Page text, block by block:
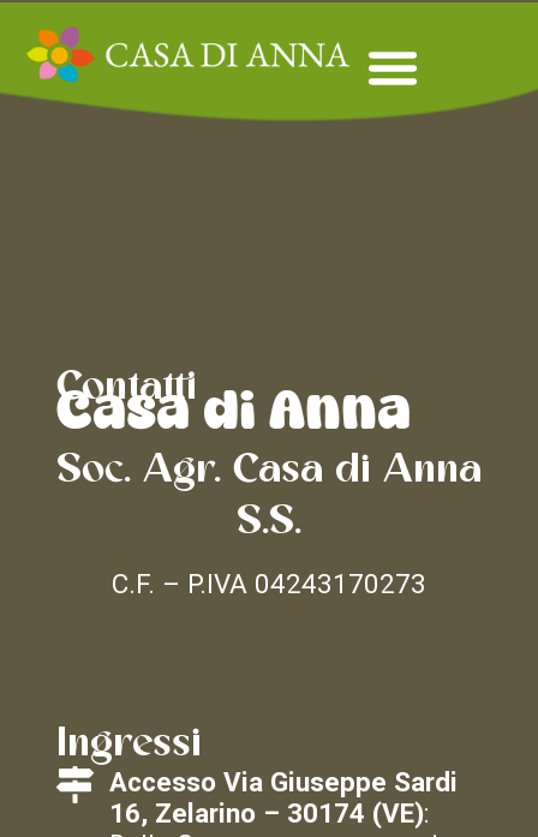
Contatti
Casa di Anna
Soc. Agr. Casa di Anna
S.S.
C.F. – P.IVA 04243170273
Ingressi
Accesso Via Giuseppe Sardi
16, Zelarino – 30174 (VE):